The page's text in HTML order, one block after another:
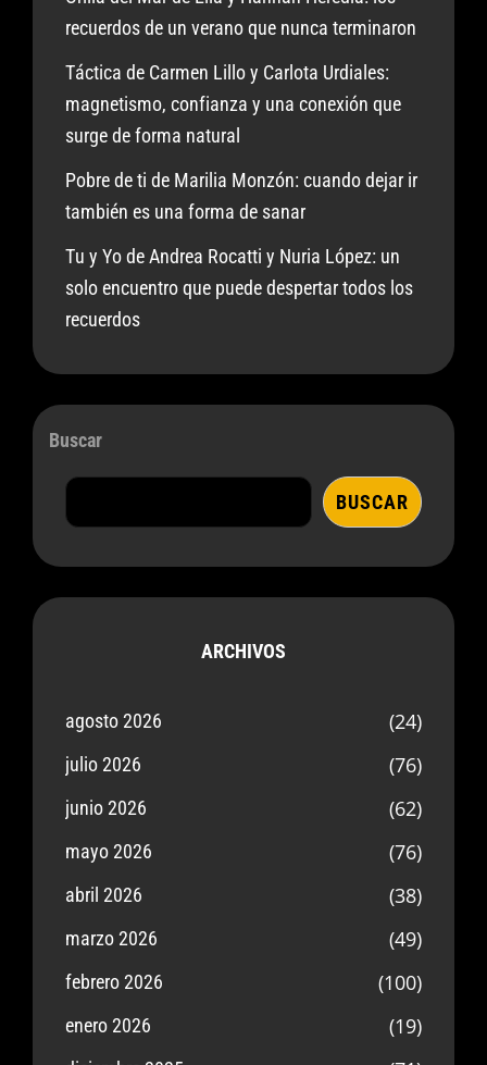
recuerdos de un verano que nunca terminaron
Táctica de Carmen Lillo y Carlota Urdiales:
magnetismo, confianza y una conexión que
surge de forma natural
Pobre de ti de Marilia Monzón: cuando dejar ir
también es una forma de sanar
Tu y Yo de Andrea Rocatti y Nuria López: un
solo encuentro que puede despertar todos los
recuerdos
Buscar
BUSCAR
ARCHIVOS
agosto 2026 (24)
julio 2026 (76)
junio 2026 (62)
mayo 2026 (76)
abril 2026 (38)
marzo 2026 (49)
febrero 2026 (100)
enero 2026 (19)